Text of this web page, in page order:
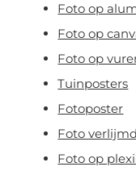
Foto op
Foto op
Foto op
Tuinposters
Fotoposter
Foto
Foto op